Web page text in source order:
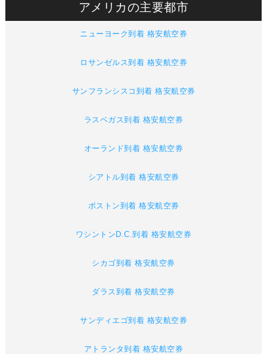
アメリカの主要都市
ニューヨーク到着 格安航空券
ロサンゼルス到着 格安航空券
サンフランシスコ到着 格安航空券
ラスベガス到着 格安航空券
オーランド到着 格安航空券
シアトル到着 格安航空券
ボストン到着 格安航空券
ワシントンD.C.到着 格安航空券
シカゴ到着 格安航空券
ダラス到着 格安航空券
サンディエゴ到着 格安航空券
アトランタ到着 格安航空券